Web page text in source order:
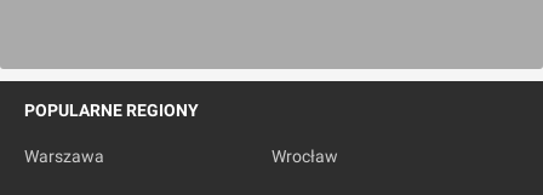
POPULARNE REGIONY
Warszawa Wrocław